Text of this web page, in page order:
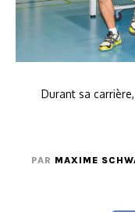
Durant sa
PAR MAXIME